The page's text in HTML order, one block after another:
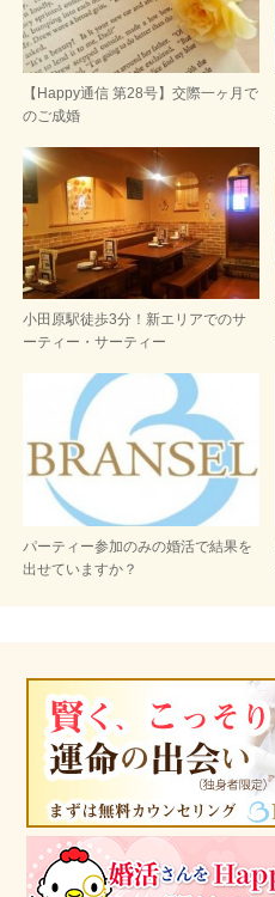
【Happy通信 第28号】交際一ヶ月で
のご成婚
小田原駅徒歩3分！新エリアでのサ
ーティー・サーティー
パーティー参加のみの婚活で結果を
出せていますか？